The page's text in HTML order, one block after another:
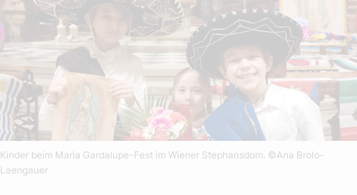
Kinder beim Maria Gardalupe-Fest im Wiener Stephansdom. ©Ana Brolo-
Laengauer